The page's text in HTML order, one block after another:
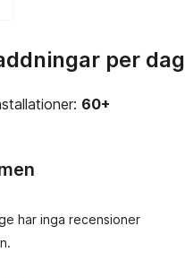
per dag
60+
har inga recensioner